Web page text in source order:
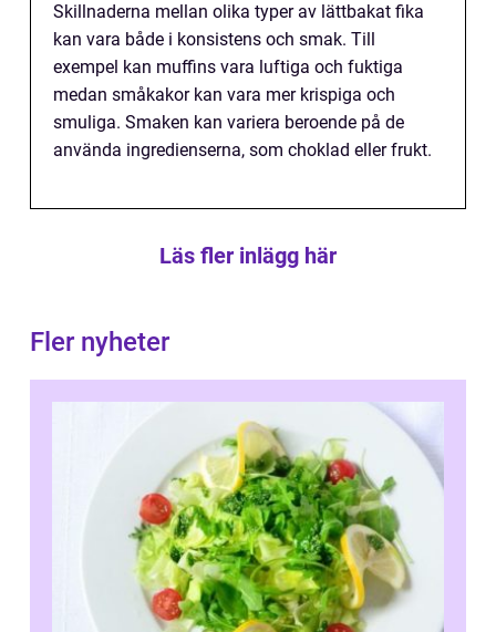
Skillnaderna mellan olika typer av lättbakat fika
kan vara både i konsistens och smak. Till
exempel kan muffins vara luftiga och fuktiga
medan småkakor kan vara mer krispiga och
smuliga. Smaken kan variera beroende på de
använda ingredienserna, som choklad eller frukt.
Läs fler inlägg här
Fler nyheter